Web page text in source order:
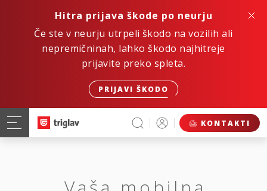
Hitra prijava škode po neurju
Če ste v neurju utrpeli škodo na vozilih ali
nepremičninah, lahko škodo najhitreje
prijavite preko spleta.
PRIJAVI ŠKODO
KONTAKTI